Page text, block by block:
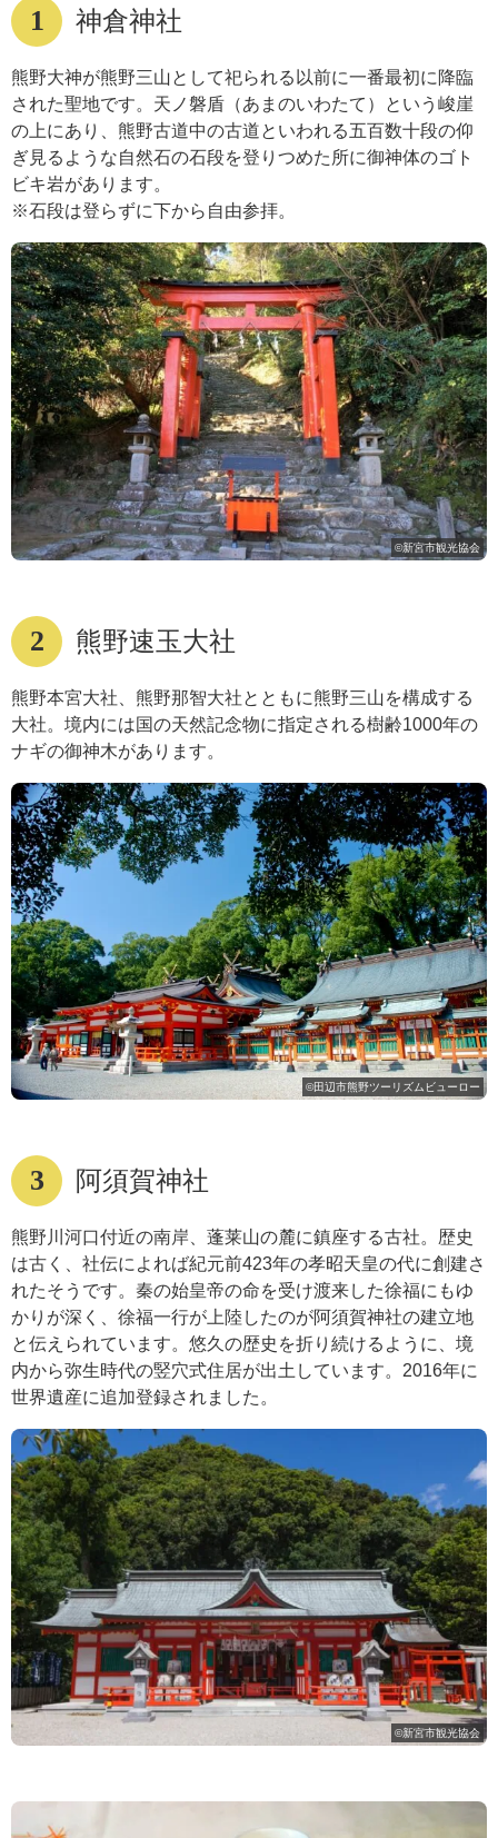
1 神倉神社
熊野大神が熊野三山として祀られる以前に一番最初に降臨
された聖地です。天ノ磐盾（あまのいわたて）という峻崖
の上にあり、熊野古道中の古道といわれる五百数十段の仰
ぎ見るような自然石の石段を登りつめた所に御神体のゴト
ビキ岩があります。
※石段は登らずに下から自由参拝。
©新宮市観光協会
2 熊野速玉⼤社
熊野本宮大社、熊野那智大社とともに熊野三山を構成する
大社。境内には国の天然記念物に指定される樹齢1000年の
ナギの御神木があります。
©田辺市熊野ツーリズムビューロー
3 阿須賀神社
熊野川河口付近の南岸、蓬莱山の麓に鎮座する古社。歴史
は古く、社伝によれば紀元前423年の孝昭天皇の代に創建さ
れたそうです。秦の始皇帝の命を受け渡来した徐福にもゆ
かりが深く、徐福一行が上陸したのが阿須賀神社の建立地
と伝えられています。悠久の歴史を折り続けるように、境
内から弥生時代の竪穴式住居が出土しています。2016年に
世界遺産に追加登録されました。
©新宮市観光協会